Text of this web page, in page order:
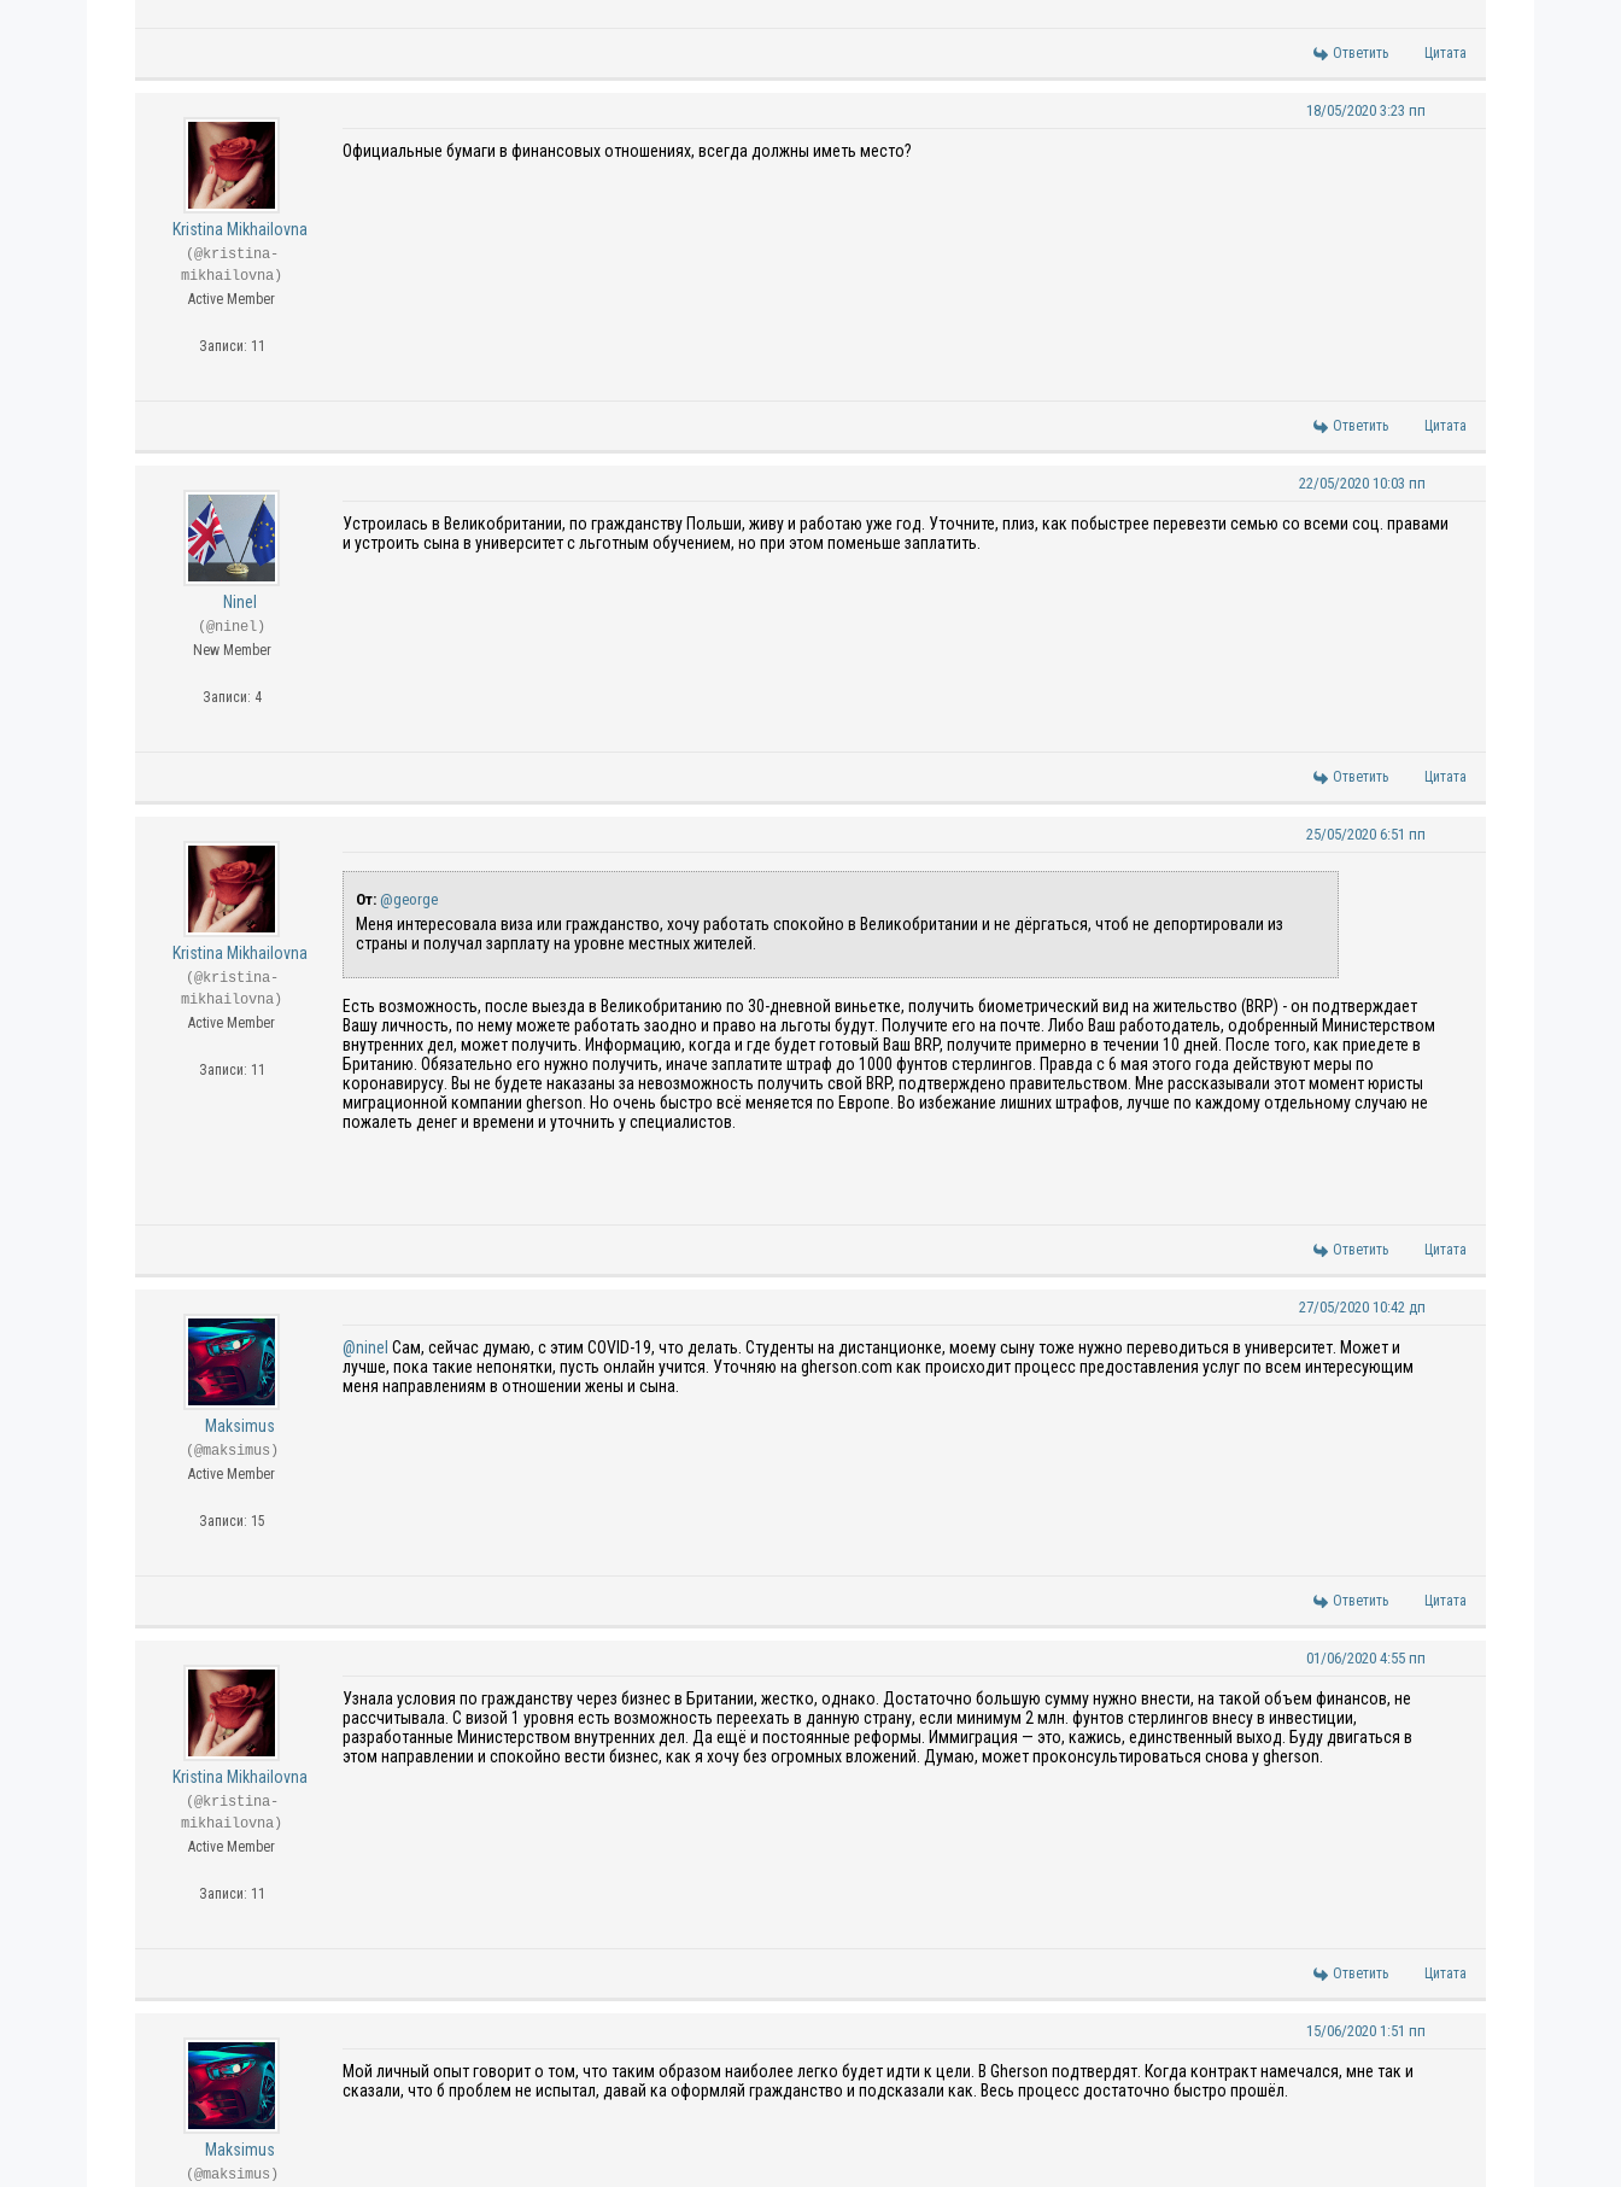
Ответить Цитата
Kristina Mikhailovna
(@kristina-
mikhailovna)
Active Member
Записи: 11
18/05/2020 3:23 пп
Официальные бумаги в финансовых отношениях, всегда должны иметь место?
Ответить Цитата
Ninel
(@ninel)
New Member
Записи: 4
22/05/2020 10:03 пп
Устроилась в Великобритании, по гражданству Польши, живу и работаю уже год. Уточните, плиз, как побыстрее перевезти семью со всеми соц. правами
и устроить сына в университет с льготным обучением, но при этом поменьше заплатить.
Ответить Цитата
Kristina Mikhailovna
(@kristina-
mikhailovna)
Active Member
Записи: 11
25/05/2020 6:51 пп
От: @george
Меня интересовала виза или гражданство, хочу работать спокойно в Великобритании и не дёргаться, чтоб не депортировали из
страны и получал зарплату на уровне местных жителей.
Есть возможность, после выезда в Великобританию по 30-дневной виньетке, получить биометрический вид на жительство (BRP) - он подтверждает
Вашу личность, по нему можете работать заодно и право на льготы будут. Получите его на почте. Либо Ваш работодатель, одобренный Министерством
внутренних дел, может получить. Информацию, когда и где будет готовый Ваш BRP, получите примерно в течении 10 дней. После того, как приедете в
Британию. Обязательно его нужно получить, иначе заплатите штраф до 1000 фунтов стерлингов. Правда с 6 мая этого года действуют меры по
коронавирусу. Вы не будете наказаны за невозможность получить свой BRP, подтверждено правительством. Мне рассказывали этот момент юристы
миграционной компании gherson. Но очень быстро всё меняется по Европе. Во избежание лишних штрафов, лучше по каждому отдельному случаю не
пожалеть денег и времени и уточнить у специалистов.
Ответить Цитата
Maksimus
(@maksimus)
Active Member
Записи: 15
27/05/2020 10:42 дп
@ninel Сам, сейчас думаю, с этим COVID-19, что делать. Студенты на дистанционке, моему сыну тоже нужно переводиться в университет. Может и
лучше, пока такие непонятки, пусть онлайн учится. Уточняю на gherson.com как происходит процесс предоставления услуг по всем интересующим
меня направлениям в отношении жены и сына.
Ответить Цитата
Kristina Mikhailovna
(@kristina-
mikhailovna)
Active Member
Записи: 11
01/06/2020 4:55 пп
Узнала условия по гражданству через бизнес в Британии, жестко, однако. Достаточно большую сумму нужно внести, на такой объем финансов, не
рассчитывала. С визой 1 уровня есть возможность переехать в данную страну, если минимум 2 млн. фунтов стерлингов внесу в инвестиции,
разработанные Министерством внутренних дел. Да ещё и постоянные реформы. Иммиграция — это, кажись, единственный выход. Буду двигаться в
этом направлении и спокойно вести бизнес, как я хочу без огромных вложений. Думаю, может проконсультироваться снова у gherson.
Ответить Цитата
Maksimus
(@maksimus)
15/06/2020 1:51 пп
Мой личный опыт говорит о том, что таким образом наиболее легко будет идти к цели. В Gherson подтвердят. Когда контракт намечался, мне так и
сказали, что б проблем не испытал, давай ка оформляй гражданство и подсказали как. Весь процесс достаточно быстро прошёл.